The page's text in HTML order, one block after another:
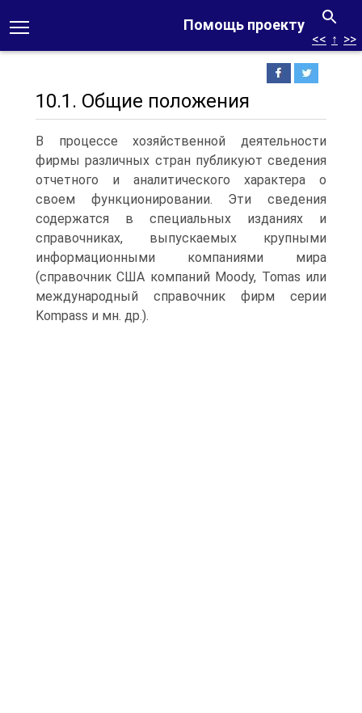
Помощь проекту
<< ↑ >>
10.1. Общие положения
В процессе хозяйственной деятельности
фирмы различных стран публикуют сведения
отчетного и аналитического характера о
своем функционировании. Эти сведения
содержатся в специальных изданиях и
справочниках, выпускаемых крупными
информационными компаниями мира
(справочник США компаний Moody, Tomas или
международный справочник фирм серии
Kompass и мн. др.).